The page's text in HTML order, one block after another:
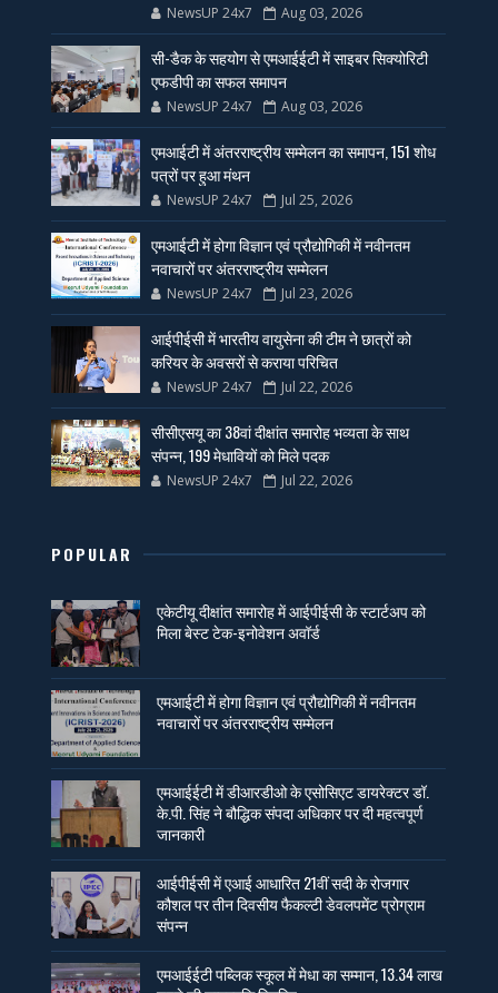
NewsUP 24x7 Aug 03, 2026
सी-डैक के सहयोग से एमआईईटी में साइबर सिक्योरिटी
एफडीपी का सफल समापन
NewsUP 24x7 Aug 03, 2026
एमआईटी में अंतरराष्ट्रीय सम्मेलन का समापन, 151 शोध
पत्रों पर हुआ मंथन
NewsUP 24x7 Jul 25, 2026
एमआईटी में होगा विज्ञान एवं प्रौद्योगिकी में नवीनतम
नवाचारों पर अंतरराष्ट्रीय सम्मेलन
NewsUP 24x7 Jul 23, 2026
आईपीईसी में भारतीय वायुसेना की टीम ने छात्रों को
करियर के अवसरों से कराया परिचित
NewsUP 24x7 Jul 22, 2026
सीसीएसयू का 38वां दीक्षांत समारोह भव्यता के साथ
संपन्न, 199 मेधावियों को मिले पदक
NewsUP 24x7 Jul 22, 2026
POPULAR
एकेटीयू दीक्षांत समारोह में आईपीईसी के स्टार्टअप को
मिला बेस्ट टेक-इनोवेशन अवॉर्ड
एमआईटी में होगा विज्ञान एवं प्रौद्योगिकी में नवीनतम
नवाचारों पर अंतरराष्ट्रीय सम्मेलन
एमआईईटी में डीआरडीओ के एसोसिएट डायरेक्टर डॉ.
के.पी. सिंह ने बौद्धिक संपदा अधिकार पर दी महत्वपूर्ण
जानकारी
आईपीईसी में एआई आधारित 21वीं सदी के रोजगार
कौशल पर तीन दिवसीय फैकल्टी डेवलपमेंट प्रोग्राम
संपन्न
एमआईईटी पब्लिक स्कूल में मेधा का सम्मान, 13.34 लाख